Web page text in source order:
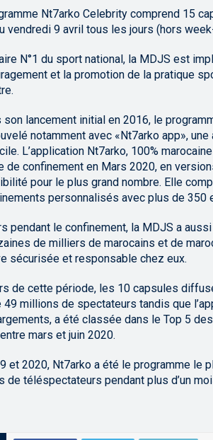
Nt7arko Celebrity comprend 15
vendredi 9 avril tous les jours (hors
N°1 du sport national, la MDJS est
et la promotion de la pratique
son lancement initial en 2016, le
notamment avec «Nt7arko app»,
L’application Nt7arko, 100%
de confinement en Mars 2020, en
pour le plus grand nombre. Elle
personnalisés avec plus de 350
pendant le confinement, la MDJS a
de milliers de marocains et de
sécurisée et responsable chez eux.
de cette période, les 10 capsules
49 millions de spectateurs tandis que
a été classée dans le Top 5
mars et juin 2020.
et 2020, Nt7arko a été le programme le
de téléspectateurs pendant plus d’un